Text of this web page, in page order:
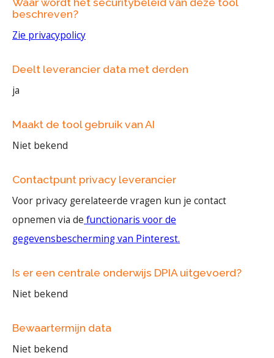
beschreven?
Zie privacypolicy
Deelt leverancier data met derden
ja
Maakt de tool gebruik van AI
Niet bekend
Contactpunt privacy leverancier
Voor privacy gerelateerde vragen kun je contact
opnemen via de functionaris voor de
gegevensbescherming van Pinterest.
Is er een centrale onderwijs DPIA uitgevoerd?
Niet bekend
Bewaartermijn data
Niet bekend